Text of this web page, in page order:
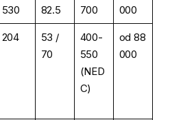
530
82.5
700
000
204
53 /
70
400-
550
(NED
C)
od 88
000